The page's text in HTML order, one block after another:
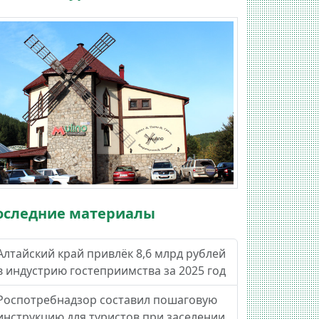
материалы
край привлёк 8,6 млрд рублей
индустрию гостеприимства за 2025 год
составил пошаговую